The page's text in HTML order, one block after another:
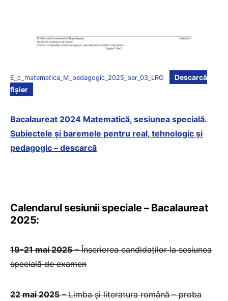
E_c_matematica_M_pedagogic_2025_bar_03_LRO
Descarcă
fișier
Bacalaureat 2024 Matematică, sesiunea specială.
Subiectele și baremele pentru real, tehnologic și
pedagogic – descarcă
Calendarul sesiunii speciale – Bacalaureat
2025:
19-21 mai 2025– Înscrierea candidaților la sesiunea
specială de examen
22 mai 2025– Limba și literatura română – proba